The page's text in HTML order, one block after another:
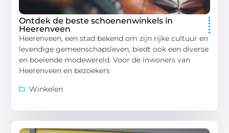
Ontdek de beste schoenenwinkels in
Heerenveen
Heerenveen, een stad bekend om zijn rijke cultuur en
levendige gemeenschapsleven, biedt ook een diverse
en boeiende modewereld. Voor de inwoners van
Heerenveen en bezoekers
Winkelen